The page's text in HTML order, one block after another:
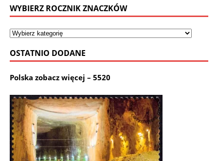
WYBIERZ ROCZNIK ZNACZKÓW
OSTATNIO DODANE
Polska zobacz więcej – 5520